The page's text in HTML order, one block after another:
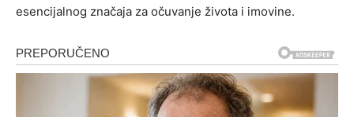
esencijalnog značaja za očuvanje života i imovine.